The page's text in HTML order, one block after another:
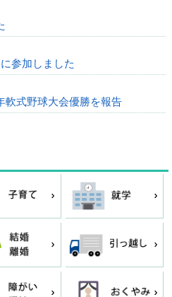
参加しました
軟式野球大会優勝を報告